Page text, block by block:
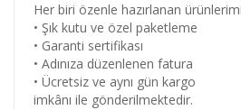
Her biri özenle hazırlanan
• Şık kutu ve özel paketleme
• Garanti sertifikası
• Adınıza düzenlenen fatura
• Ücretsiz ve aynı gün kargo
imkânı ile gönderilmektedir.